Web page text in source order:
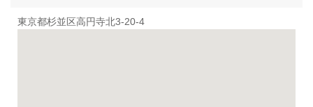
東京都杉並区高円寺北3-20-4